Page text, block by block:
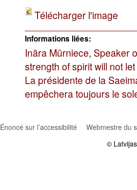
Télécharger l'image
Informations liées:
Ināra Mūrniece, Speaker
strength of spirit will not
La présidente de la
empêchera toujours le
Énoncé sur l’accessibilité
Webmestre du
©